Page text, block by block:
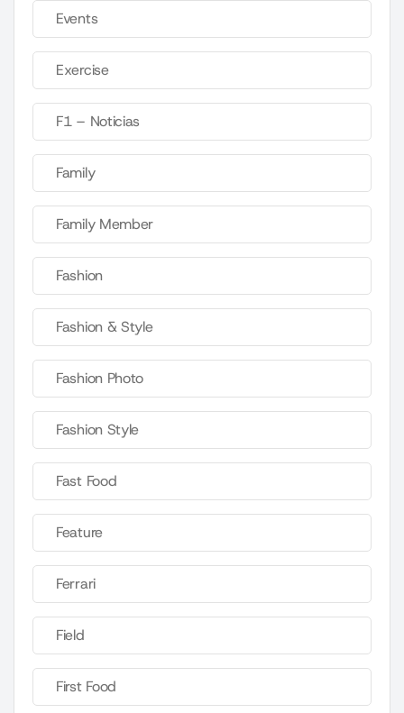
Events
Exercise
F1 – Noticias
Family
Family Member
Fashion
Fashion & Style
Fashion Photo
Fashion Style
Fast Food
Feature
Ferrari
Field
First Food